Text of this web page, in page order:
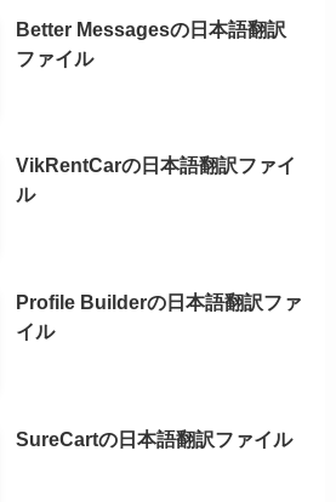
Better Messagesの日本語翻訳
ファイル
VikRentCarの日本語翻訳ファイ
ル
Profile Builderの日本語翻訳ファ
イル
SureCartの日本語翻訳ファイル